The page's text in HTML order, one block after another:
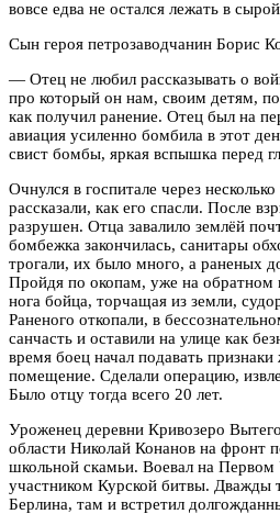
вовсе едва не остался лежать в
Сын героя петрозаводчанин Борис
— Отец не любил рассказывать о
про который он нам, своим детям,
как получил ранение. Отец был на
авиация усиленно бомбила в этот
свист бомбы, яркая вспышка перед
Очнулся в госпитале через
рассказали, как его спасли. После
разрушен. Отца завалило землёй
бомбежка закончилась, санитары
трогали, их было много, а раненых
Пройдя по окопам, уже на обратном
нога бойца, торчащая из земли,
Раненого откопали, в
санчасть и оставили на улице как
время боец начал подавать
помещение. Сделали операцию,
Было отцу тогда всего 20 лет.
Уроженец деревни Кривозеро
области Николай Конанов на фронт
школьной скамьи. Воевал на
участником Курской битвы. Дважды
Берлина, там и встретил